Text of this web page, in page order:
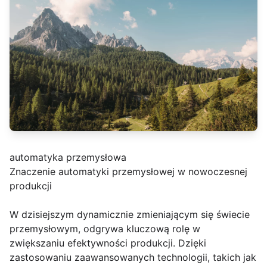
automatyka przemysłowa
Znaczenie automatyki przemysłowej w nowoczesnej
produkcji
W dzisiejszym dynamicznie zmieniającym się świecie
przemysłowym, odgrywa kluczową rolę w
zwiększaniu efektywności produkcji. Dzięki
zastosowaniu zaawansowanych technologii, takich jak